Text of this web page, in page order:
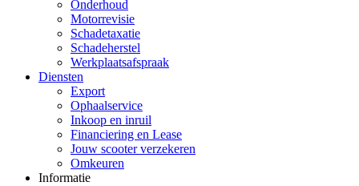
Onderhoud
Motorrevisie
Schadetaxatie
Schadeherstel
Werkplaatsafspraak
Diensten
Export
Ophaalservice
Inkoop en inruil
Financiering en Lease
Jouw scooter verzekeren
Omkeuren
Informatie